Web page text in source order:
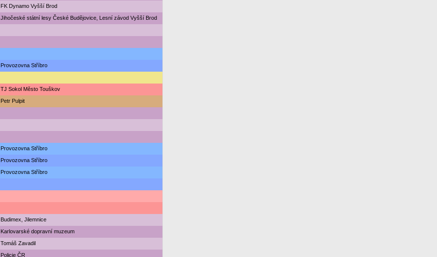
FK Dynamo Vyšší Brod
Jihočeské státní lesy České Budějovice, Lesní závod Vyšší Brod
Provozovna Stříbro
TJ Sokol Město Touškov
Petr Pulpit
Provozovna Stříbro
Provozovna Stříbro
Provozovna Stříbro
Budimex, Jilemnice
Karlovarské dopravní muzeum
Tomáš Zavadil
Policie ČR